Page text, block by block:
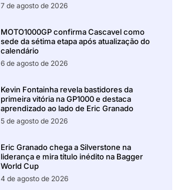
7 de agosto de 2026
MOTO1000GP confirma Cascavel como
sede da sétima etapa após atualização do
calendário
6 de agosto de 2026
Kevin Fontainha revela bastidores da
primeira vitória na GP1000 e destaca
aprendizado ao lado de Eric Granado
5 de agosto de 2026
Eric Granado chega a Silverstone na
liderança e mira título inédito na Bagger
World Cup
4 de agosto de 2026